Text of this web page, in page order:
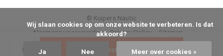
Bestellen
Algemene voorwaarden Privacy Policy Sitemap
© Kuipers Nautic
akkoord?
Ja Nee Meer over cookies »